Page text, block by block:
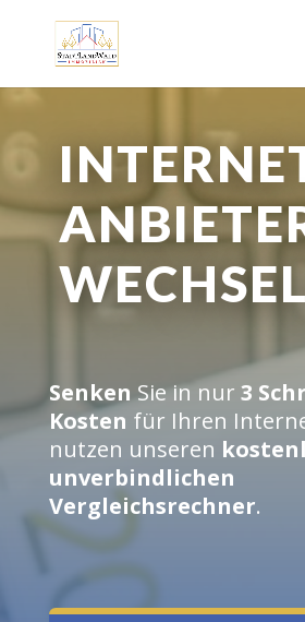
Senken Sie in nur 3
Kosten für Ihren
nutzen unseren
unverbindlichen
Vergleichsrechner.